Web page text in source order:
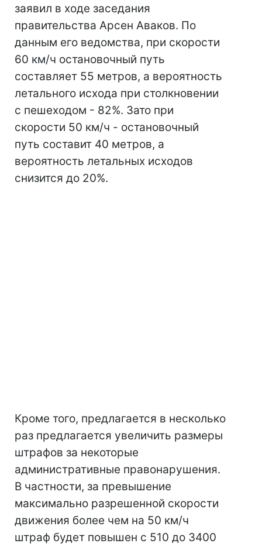
заявил в ходе заседания
правительства Арсен Аваков. По
данным его ведомства, при скорости
60 км/ч остановочный путь
составляет 55 метров, а вероятность
летального исхода при столкновении
с пешеходом - 82%. Зато при
скорости 50 км/ч - остановочный
путь составит 40 метров, а
вероятность летальных исходов
снизится до 20%.
Кроме того, предлагается в несколько
раз предлагается увеличить размеры
штрафов за некоторые
административные правонарушения.
В частности, за превышение
максимально разрешенной скорости
движения более чем на 50 км/ч
штраф будет повышен с 510 до 3400